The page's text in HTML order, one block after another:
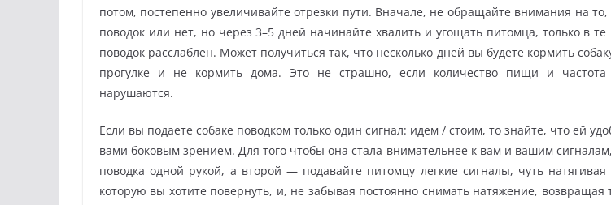
потом, постепенно увеличивайте отрезки пути. Вначале, не обращайте внимания на то,
поводок или нет, но через 3–5 дней начинайте хвалить и угощать питомца, только в
поводок расслаблен. Может получиться так, что несколько дней вы будете кормить
прогулке и не кормить дома. Это не страшно, если количество пищи и
нарушаются.
Если вы подаете собаке поводком только один сигнал: идем / стоим, то знайте, что ей
вами боковым зрением. Для того чтобы она стала внимательнее к вам и вашим
поводка одной рукой, а второй — подавайте питомцу легкие сигналы, чуть натягивая
которую вы хотите повернуть, и, не забывая постоянно снимать натяжение, возвращая